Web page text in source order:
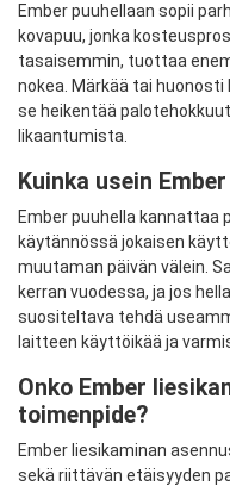
Ember puuhellaan sopii
kovapuu, jonka
tasaisemmin, tuottaa
nokea. Märkää tai
se heikentää
likaantumista.
Kuinka usein
Ember puuhella
käytännössä jokaisen
muutaman päivän välein.
kerran vuodessa, ja jos
suositeltava tehdä
laitteen käyttöikää ja
Onko Ember
toimenpide?
Ember liesikaminan
sekä riittävän etäisyyden